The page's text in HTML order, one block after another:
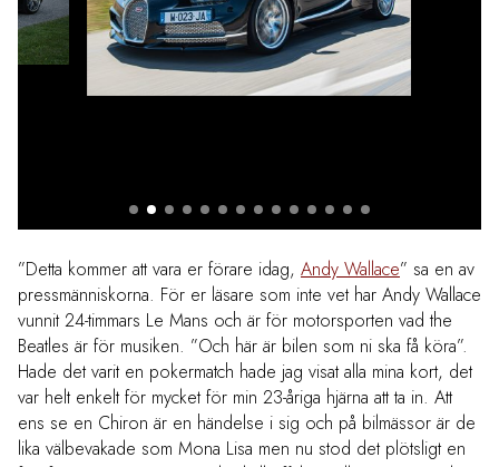
”Detta kommer att vara er förare idag, Andy Wallace” sa en av
pressmänniskorna. För er läsare som inte vet har Andy Wallace
vunnit 24-timmars Le Mans och är för motorsporten vad the
Beatles är för musiken. ”Och här är bilen som ni ska få köra”.
Hade det varit en pokermatch hade jag visat alla mina kort, det
var helt enkelt för mycket för min 23-åriga hjärna att ta in. Att
ens se en Chiron är en händelse i sig och på bilmässor är de
lika välbevakade som Mona Lisa men nu stod det plötsligt en